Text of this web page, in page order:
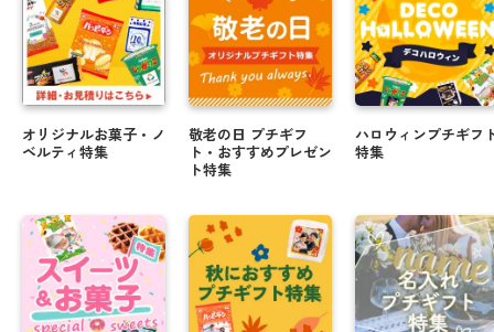
オリジナルお菓子・ノ
ベルティ特集
敬老の日 プチギフ
ト・おすすめプレゼン
ト特集
ハロウィンプチギフ
特集